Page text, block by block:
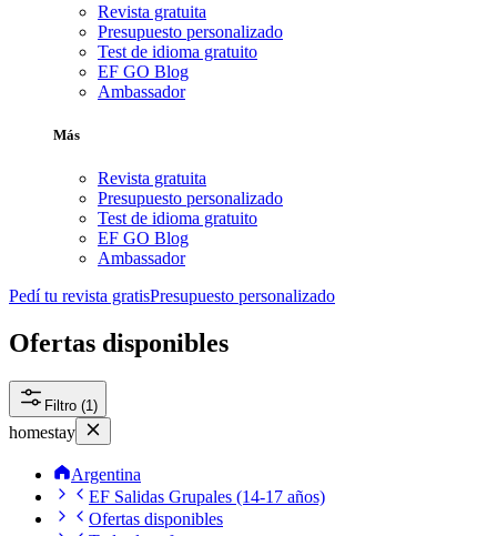
Revista gratuita
Presupuesto personalizado
Test de idioma gratuito
EF GO Blog
Ambassador
Más
Revista gratuita
Presupuesto personalizado
Test de idioma gratuito
EF GO Blog
Ambassador
Pedí tu revista gratisPresupuesto personalizado
Ofertas disponibles
Filtro (1)
homestay
Argentina
EF Salidas Grupales (14-17 años)
Ofertas disponibles